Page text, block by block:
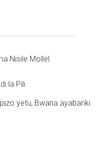
………………………………………..
Nisile Mollel.
la Pili.
yetu, Bwana ayabariki.